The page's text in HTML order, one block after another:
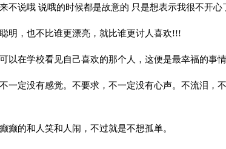
说哦 说哦的时候都是故意的 只是想表示我很不开心
，也不比谁更漂亮，就比谁更讨人喜欢!!!
在学校看见自己喜欢的那个人，这便是最幸福的事情
定没有感觉。不要求，不一定没有心声。不流泪，
的和人笑和人闹，不过就是不想孤单。